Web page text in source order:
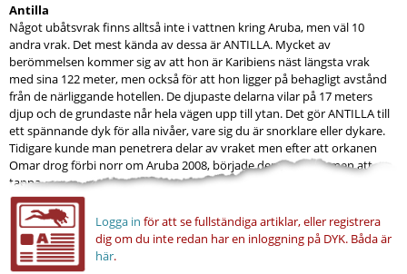
Antilla
Något ubåtsvrak finns alltså inte i vattnen kring Aruba, men väl 10
andra vrak. Det mest kända av dessa är ANTILLA. Mycket av
berömmelsen kommer sig av att hon är Karibiens näst längsta vrak
med sina 122 meter, men också för att hon ligger på behagligt avstånd
från de närliggande hotellen. De djupaste delarna vilar på 17 meters
djup och de grundaste når hela vägen upp till ytan. Det gör ANTILLA till
ett spännande dyk för alla nivåer, vare sig du är snorklare eller dykare.
Tidigare kunde man penetrera delar av vraket men efter att orkanen
Omar drog förbi norr om Aruba 2008, började den gamla damen att
tappa...
Logga in för att se fullständiga artiklar, eller registrera
dig om du inte redan har en inloggning på DYK. Båda är
här.